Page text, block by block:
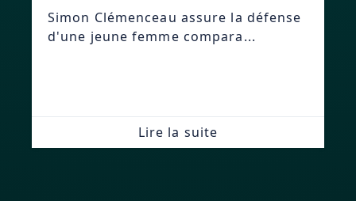
Simon Clémenceau assure la défense
d'une jeune femme compara...
Lire la suite